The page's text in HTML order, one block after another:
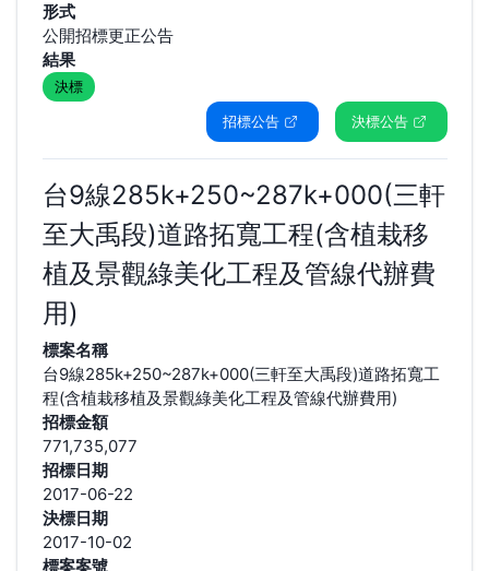
形式
公開招標更正公告
結果
決標
招標公告
決標公告
台9線285k+250~287k+000(三軒
至大禹段)道路拓寬工程(含植栽移
植及景觀綠美化工程及管線代辦費
用)
標案名稱
台9線285k+250~287k+000(三軒至大禹段)道路拓寬工
程(含植栽移植及景觀綠美化工程及管線代辦費用)
招標金額
771,735,077
招標日期
2017-06-22
決標日期
2017-10-02
標案案號